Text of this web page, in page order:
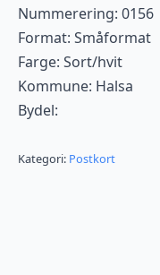
Nummerering: 0156
Format: Småformat
Farge: Sort/hvit
Kommune: Halsa
Bydel:
Kategori: Postkort